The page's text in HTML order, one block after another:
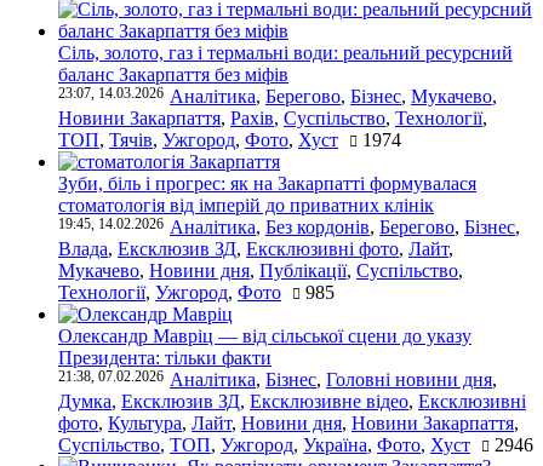
Сіль, золото, газ і термальні води: реальний ресурсний
баланс Закарпаття без міфів
23:07, 14.03.2026 Аналітика, Берегово, Бізнес, Мукачево,
Новини Закарпаття, Рахів, Суспільство, Технології,
ТОП, Тячів, Ужгород, Фото, Хуст 1974
Зуби, біль і прогрес: як на Закарпатті формувалася
стоматологія від імперій до приватних клінік
19:45, 14.02.2026 Аналітика, Без кордонів, Берегово, Бізнес,
Влада, Ексклюзив ЗД, Ексклюзивні фото, Лайт,
Мукачево, Новини дня, Публікації, Суспільство,
Технології, Ужгород, Фото 985
Олександр Мавріц — від сільської сцени до указу
Президента: тільки факти
21:38, 07.02.2026 Аналітика, Бізнес, Головні новини дня,
Думка, Ексклюзив ЗД, Ексклюзивне відео, Ексклюзивні
фото, Культура, Лайт, Новини дня, Новини Закарпаття,
Суспільство, ТОП, Ужгород, Україна, Фото, Хуст 2946